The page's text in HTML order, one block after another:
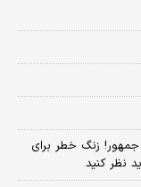
زنگ خطر برای
نظر کنید